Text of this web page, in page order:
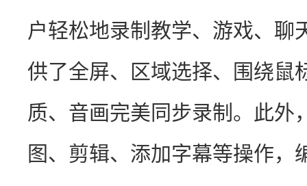
户轻松地录制教学、游戏、聊
供了全屏、区域选择、围绕鼠
质、音画完美同步录制。此外
图、剪辑、添加字幕等操作，